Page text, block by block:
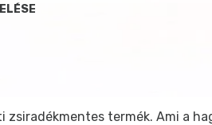
zsiradékmentes termék. Ami